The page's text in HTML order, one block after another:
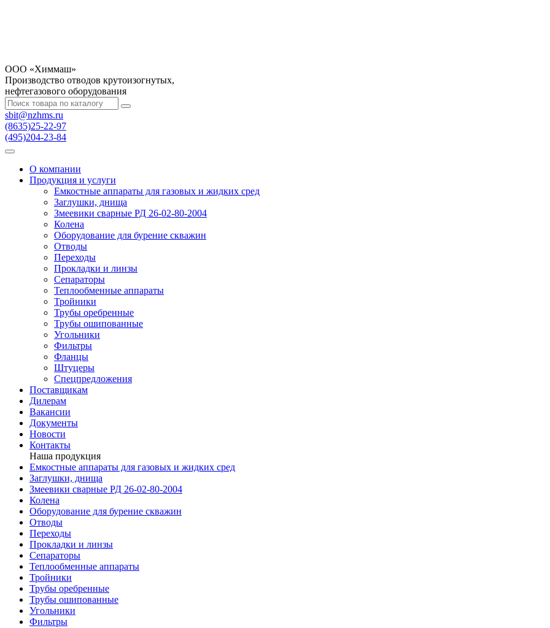
OOO «Химмаш»
Производство отводов крутоизогнутых,
нефтегазового оборудования
sbit@nzhms.ru
(8635)25-22-97
(495)204-23-84
О компании
Продукция и услуги
Емкостные аппараты для газовых и жидких сред
Заглушки, днища
Змеевики сварные РД 26-02-80-2004
Колена
Оборудование для бурение скважин
Отводы
Переходы
Прокладки и линзы
Сепараторы
Теплообменные аппараты
Тройники
Трубы оребренные
Трубы ошипованные
Угольники
Фильтры
Фланцы
Штуцеры
Спецпредложения
Поставщикам
Дилерам
Вакансии
Документы
Новости
Контакты
Наша продукция
Емкостные аппараты для газовых и жидких сред
Заглушки, днища
Змеевики сварные РД 26-02-80-2004
Колена
Оборудование для бурение скважин
Отводы
Переходы
Прокладки и линзы
Сепараторы
Теплообменные аппараты
Тройники
Трубы оребренные
Трубы ошипованные
Угольники
Фильтры